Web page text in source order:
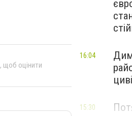
, щоб оцінити
16:04
15:30